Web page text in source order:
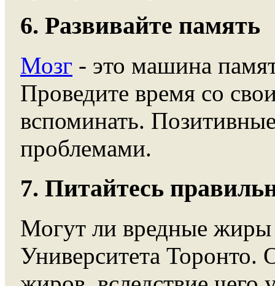
6. Развивайте память
Мозг - это машина
Проведите время со
вспоминать.
проблемами.
7. Питайтесь
Могут ли вредные жиры
Университета Торонто.